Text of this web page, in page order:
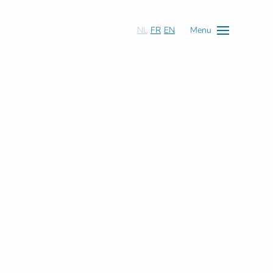
NL FR EN Menu